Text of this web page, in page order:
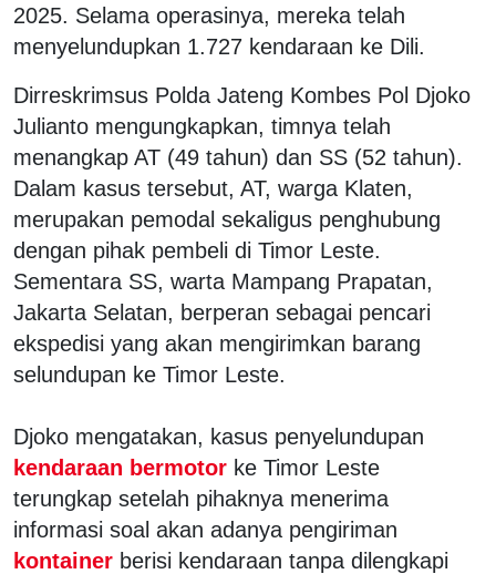
2025. Selama operasinya, mereka telah
menyelundupkan 1.727 kendaraan ke Dili.
Dirreskrimsus Polda Jateng Kombes Pol Djoko
Julianto mengungkapkan, timnya telah
menangkap AT (49 tahun) dan SS (52 tahun).
Dalam kasus tersebut, AT, warga Klaten,
merupakan pemodal sekaligus penghubung
dengan pihak pembeli di Timor Leste.
Sementara SS, warta Mampang Prapatan,
Jakarta Selatan, berperan sebagai pencari
ekspedisi yang akan mengirimkan barang
selundupan ke Timor Leste.
Djoko mengatakan, kasus penyelundupan
kendaraan bermotor ke Timor Leste
terungkap setelah pihaknya menerima
informasi soal akan adanya pengiriman
kontainer berisi kendaraan tanpa dilengkapi